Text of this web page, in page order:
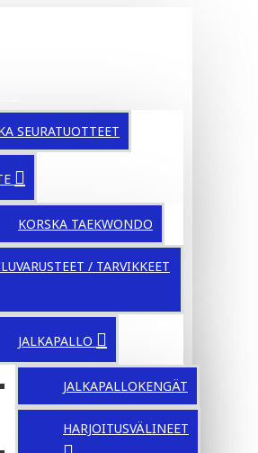
SEURATUOTTEET
KORSKA TAEKWONDO
/ TARVIKKEET
JALKAPALLO
JALKAPALLOKENGÄT
HARJOITUSVÄLINEET